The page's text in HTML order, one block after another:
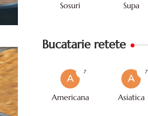
Sosuri Supa
Bucatarie retete
A
Americana
7
A
Asiatica
7